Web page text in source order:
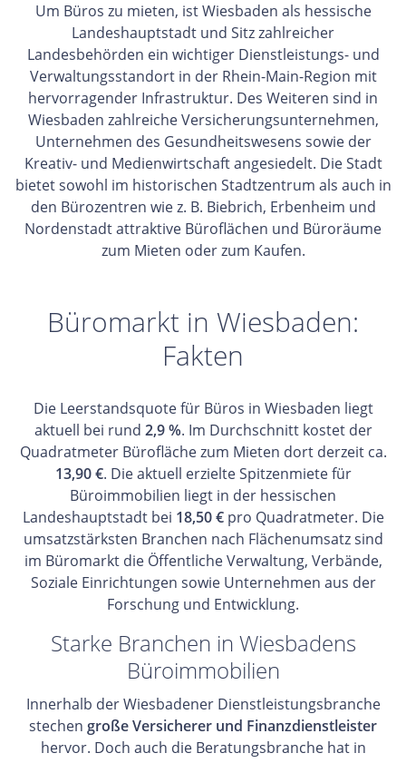
Um Büros zu mieten, ist Wiesbaden als hessische
Landeshauptstadt und Sitz zahlreicher
Landesbehörden ein wichtiger Dienstleistungs- und
Verwaltungsstandort in der Rhein-Main-Region mit
hervorragender Infrastruktur. Des Weiteren sind in
Wiesbaden zahlreiche Versicherungsunternehmen,
Unternehmen des Gesundheitswesens sowie der
Kreativ- und Medienwirtschaft angesiedelt. Die Stadt
bietet sowohl im historischen Stadtzentrum als auch in
den Bürozentren wie z. B. Biebrich, Erbenheim und
Nordenstadt attraktive Büroflächen und Büroräume
zum Mieten oder zum Kaufen.
Büromarkt in Wiesbaden:
Fakten
Die Leerstandsquote für Büros in Wiesbaden liegt
aktuell bei rund 2,9 %. Im Durchschnitt kostet der
Quadratmeter Bürofläche zum Mieten dort derzeit ca.
13,90 €. Die aktuell erzielte Spitzenmiete für
Büroimmobilien liegt in der hessischen
Landeshauptstadt bei 18,50 €pro Quadratmeter. Die
umsatzstärksten Branchen nach Flächenumsatz sind
im Büromarkt die Öffentliche Verwaltung, Verbände,
Soziale Einrichtungen sowie Unternehmen aus der
Forschung und Entwicklung.
Starke Branchen in Wiesbadens
Büroimmobilien
Innerhalb der Wiesbadener Dienstleistungsbranche
stechen große Versicherer und Finanzdienstleister
hervor. Doch auch die Beratungsbranche hat in